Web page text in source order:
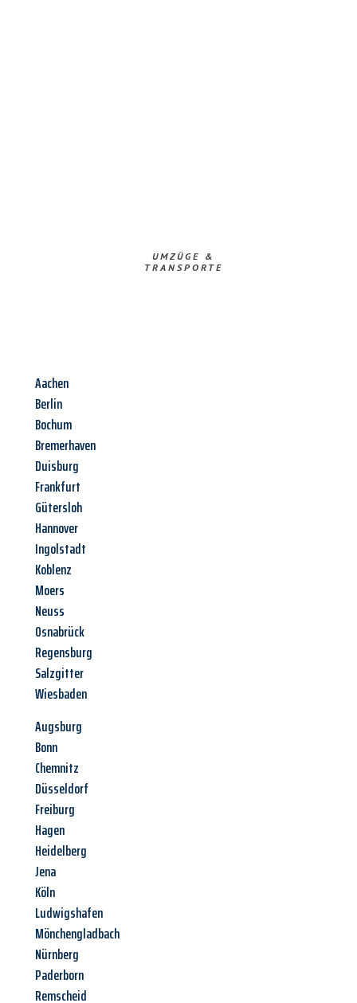
UMZÜGE &
TRANSPORTE
Aachen
Berlin
Bochum
Bremerhaven
Duisburg
Frankfurt
Gütersloh
Hannover
Ingolstadt
Koblenz
Moers
Neuss
Osnabrück
Regensburg
Salzgitter
Wiesbaden
Augsburg
Bonn
Chemnitz
Düsseldorf
Freiburg
Hagen
Heidelberg
Jena
Köln
Ludwigshafen
Mönchengladbach
Nürnberg
Paderborn
Remscheid